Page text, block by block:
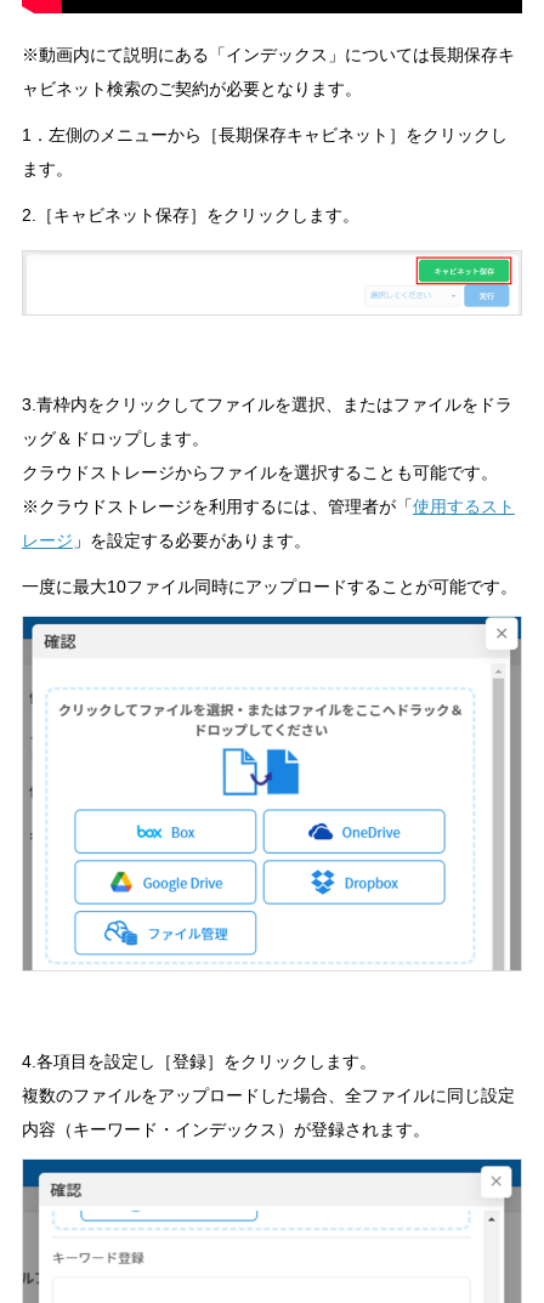
※動画内にて説明にある「インデックス」については長期保存キ
ャビネット検索のご契約が必要となります。
1．左側のメニューから［長期保存キャビネット］をクリックし
ます。
2.［キャビネット保存］をクリックします。
3.青枠内をクリックしてファイルを選択、またはファイルをドラ
ッグ＆ドロップします。
クラウドストレージからファイルを選択することも可能です。
※クラウドストレージを利用するには、管理者が「使用するスト
レージ 」を設定する必要があります。
一度に最大10ファイル同時にアップロードすることが可能です。
4.各項目を設定し［登録］をクリックします。
複数のファイルをアップロードした場合、全ファイルに同じ設定
内容（キーワード・インデックス）が登録されます。